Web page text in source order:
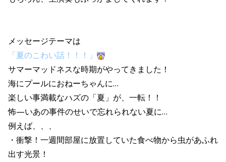
メッセージテーマは
「夏のこわい話！！！ 」
サマーマッドネスな時期がやってきました！
海にプールにおねーちゃんに…
楽しい事満載なハズの「夏」が、一転！！
怖—いあの事件のせいで忘れられない夏に…
例えば、、、
・衝撃！一週間部屋に放置していた食べ物から虫があふれ
出す光景！